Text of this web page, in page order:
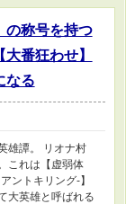
の称号を持つ
番狂わせ】
なる
雄譚。 リオナ村
これは【虚弱体
ントキリング‐】
大英雄と呼ばれる